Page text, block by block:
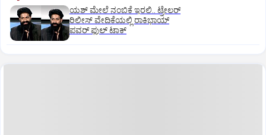
ಯಶ್‌ ಮೇಲೆ ನಂಬಿಕೆ ಇರಲಿ.. ಟ್ರೇಲರ್‌
ರಿಲೀಸ್‌ ವೇದಿಕೆಯಲ್ಲಿ ರಾಕಿಭಾಯ್‌
ಪವರ್‌ ಫುಲ್‌ ಟಾಕ್